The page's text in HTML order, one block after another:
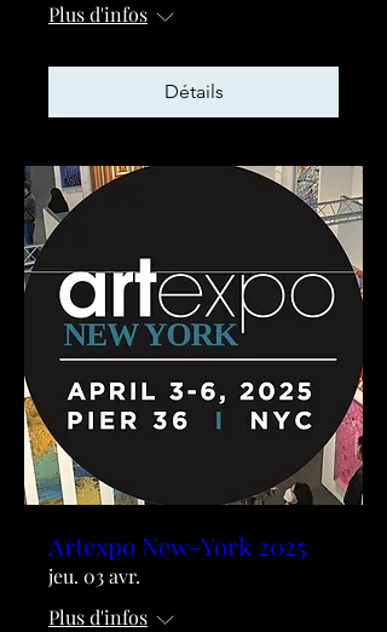
Plus d'infos
Détails
Artexpo New-York 2025
jeu. 03 avr.
Plus d'infos